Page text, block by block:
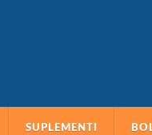
SUPLEMENTI